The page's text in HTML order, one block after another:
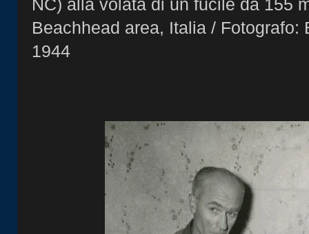
NC) alla volata di un fucile da 155
Beachhead area, Italia / Fotografo:
1944